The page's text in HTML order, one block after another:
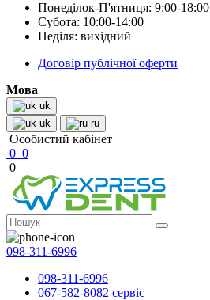
Понеділок-П'ятниця: 9:00-18:00
Субота: 10:00-14:00
Неділя: вихідний
Договір публічної оферти
Мова
uk
uk
ru
Особистий кабінет
0 0
0
098-311-6996
098-311-6996
067-582-8082 сервіс